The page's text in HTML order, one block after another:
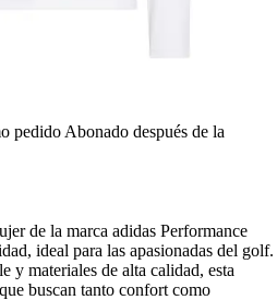
pedido Abonado después de la
de la marca adidas Performance
ideal para las apasionadas del golf.
y materiales de alta calidad, esta
buscan tanto confort como